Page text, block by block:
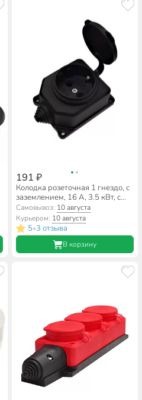
191 ₽
Колодка розеточная 1 гнездо, с
заземлением, 16 А, 3.5 кВт, с
заглушкой, настенная, 1 гнездо,
IP44, каучук, черный, UNIVersal,
Компакт, 3032
Самовывоз: 10 августа
Курьером: 10 августа
5•3 отзыва
В корзину